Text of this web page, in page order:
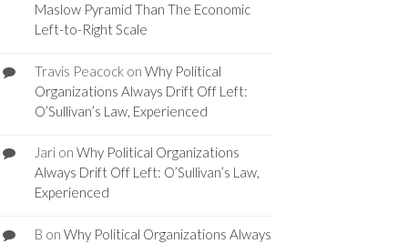
Maslow Pyramid Than The Economic
Left-to-Right Scale
Travis Peacockon Why Political
Organizations Always Drift Off Left:
O’Sullivan’s Law, Experienced
Jarion Why Political Organizations
Always Drift Off Left: O’Sullivan’s Law,
Experienced
B on Why Political Organizations Always